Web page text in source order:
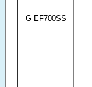
G-EF700SS